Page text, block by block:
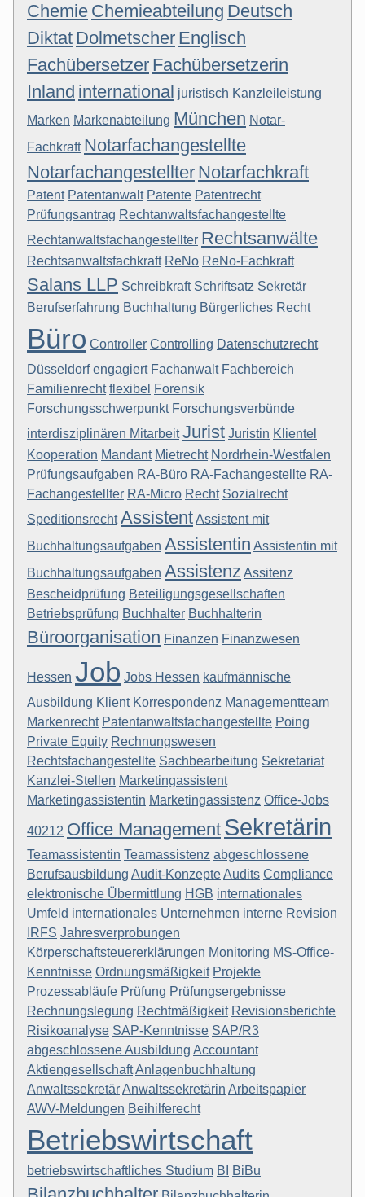
Chemie Chemieabteilung Deutsch
Diktat Dolmetscher Englisch
Fachübersetzer Fachübersetzerin
Inland international juristisch Kanzleileistung
Marken Markenabteilung München Notar-
Fachkraft Notarfachangestellte
Notarfachangestellter Notarfachkraft
Patent Patentanwalt Patente Patentrecht
Prüfungsantrag Rechtanwaltsfachangestellte
Rechtanwaltsfachangestellter Rechtsanwälte
Rechtsanwaltsfachkraft ReNo ReNo-Fachkraft
Salans LLP Schreibkraft Schriftsatz Sekretär
Berufserfahrung Buchhaltung Bürgerliches Recht
Büro Controller Controlling Datenschutzrecht
Düsseldorf engagiert Fachanwalt Fachbereich
Familienrecht flexibel Forensik
Forschungsschwerpunkt Forschungsverbünde
interdisziplinären Mitarbeit Jurist Juristin Klientel
Kooperation Mandant Mietrecht Nordrhein-Westfalen
Prüfungsaufgaben RA-Büro RA-Fachangestellte RA-
Fachangestellter RA-Micro Recht Sozialrecht
Speditionsrecht AssistentAssistent mit
Buchhaltungsaufgaben Assistentin Assistentin mit
Buchhaltungsaufgaben Assistenz Assitenz
Bescheidprüfung Beteiligungsgesellschaften
Betriebsprüfung Buchhalter Buchhalterin
Büroorganisation Finanzen Finanzwesen
Hessen Job Jobs Hessen kaufmännische
Ausbildung Klient Korrespondenz Managementteam
Markenrecht Patentanwaltsfachangestellte Poing
Private Equity Rechnungswesen
Rechtsfachangestellte Sachbearbeitung Sekretariat
Kanzlei-Stellen Marketingassistent
Marketingassistentin Marketingassistenz Office-Jobs
40212 Office Management Sekretärin
Teamassistentin Teamassistenz abgeschlossene
Berufsausbildung Audit-KonzepteAudits Compliance
elektronische Übermittlung HGB internationales
Umfeld internationales Unternehmen interne Revision
IRFS Jahresverprobungen
Körperschaftsteuererklärungen Monitoring MS-Office-
Kenntnisse Ordnungsmäßigkeit Projekte
Prozessabläufe Prüfung Prüfungsergebnisse
Rechnungslegung Rechtmäßigkeit Revisionsberichte
Risikoanalyse SAP-Kenntnisse SAP/R3
abgeschlossene Ausbildung Accountant
AktiengesellschaftAnlagenbuchhaltung
AnwaltssekretärAnwaltssekretärin Arbeitspapier
AWV-Meldungen Beihilferecht
Betriebswirtschaft
betriebswirtschaftliches Studium BI BiBu